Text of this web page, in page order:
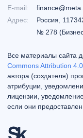
E-mail:
Адрес:
Россия,
№ 278
Все материалы сайта
Commons Attribution
автора (создателя)
атрибуции,
лицензии,
если они